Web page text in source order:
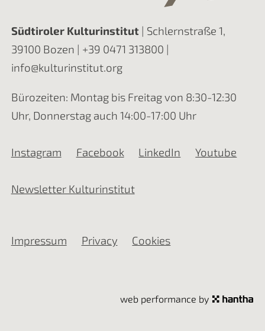
Südtiroler Kulturinstitut| Schlernstraße 1,
39100 Bozen | +39 0471 313800 |
info@kulturinstitut.org
Bürozeiten: Montag bis Freitag von 8:30-12:30
Uhr, Donnerstag auch 14:00-17:00 Uhr
Instagram Facebook LinkedIn Youtube
Newsletter Kulturinstitut
Impressum Privacy Cookies
web performance by